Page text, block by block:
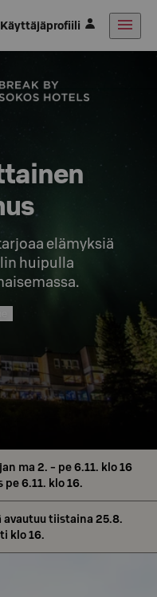
Käyttäjäprofiili
elämyksiä
huipulla
ma 2. - pe 6.11. klo 16
pe 6.11. klo 16.
avautuu tiistaina 25.8.
klo 16.